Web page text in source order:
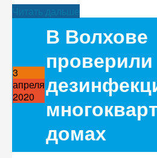
Читать дальше
3
апреля
2020
В Волхове
проверили
домах